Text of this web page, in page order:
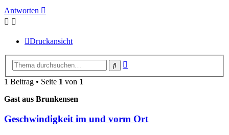
Antworten
Druckansicht
Suche
1 Beitrag • Seite 1 von 1
Gast aus Brunkensen
Geschwindigkeit im und vorm Ort